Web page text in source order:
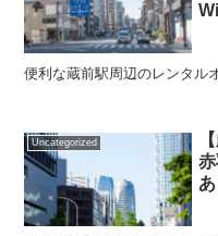
便利な蔵前駅周辺のレンタル
Uncategorized
あ